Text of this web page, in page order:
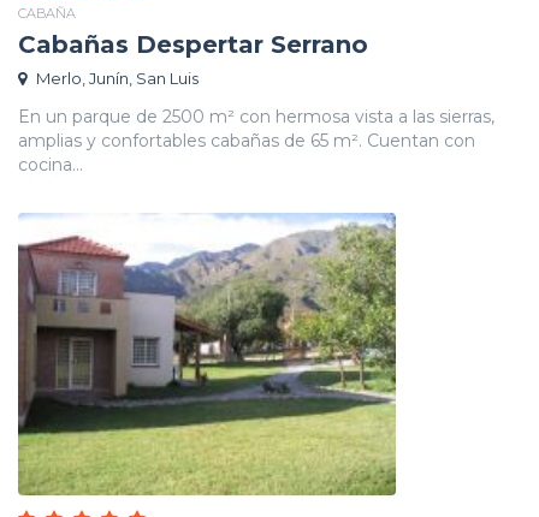
CABAÑA
Cabañas Despertar Serrano
Merlo, Junín, San Luis
En un parque de 2500 m² con hermosa vista a las sierras,
amplias y confortables cabañas de 65 m². Cuentan con
cocina...